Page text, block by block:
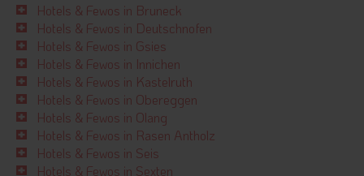
Hotels & Fewos in Bruneck
Hotels & Fewos in Deutschnofen
Hotels & Fewos in Gsies
Hotels & Fewos in Innichen
Hotels & Fewos in Kastelruth
Hotels & Fewos in Obereggen
Hotels & Fewos in Olang
Hotels & Fewos in Rasen Antholz
Hotels & Fewos in Seis
Hotels & Fewos in Sexten